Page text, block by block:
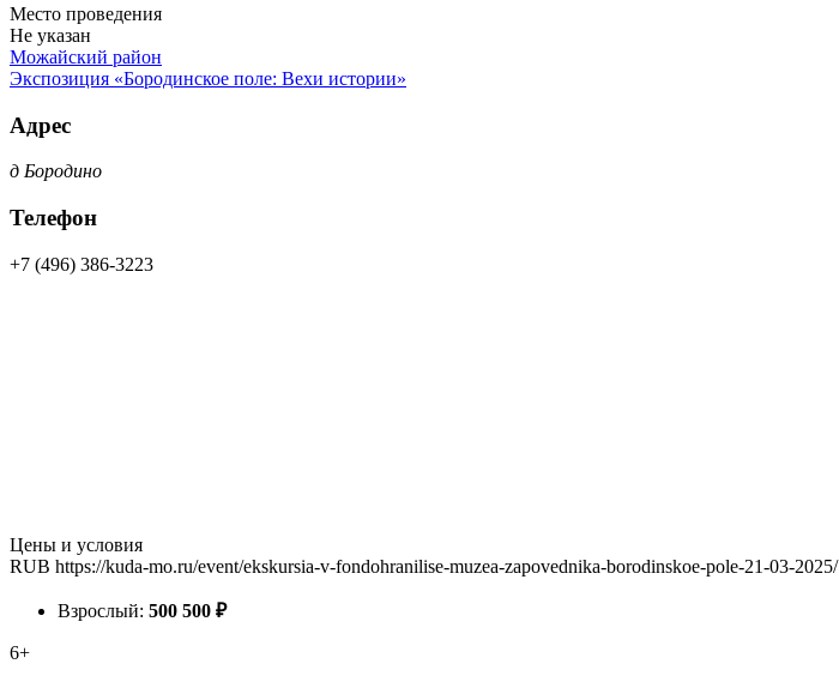
Место проведения
Не указан
Можайский район
Экспозиция «Бородинское поле: Вехи истории»
Адрес
д Бородино
Телефон
+7 (496) 386-3223
Цены и условия
RUB https://kuda-mo.ru/event/ekskursia-v-fondohranilise-muzea-zapovednika-borodinskoe-pole-21-03-2025/
Взрослый: 500 500 ₽
6+